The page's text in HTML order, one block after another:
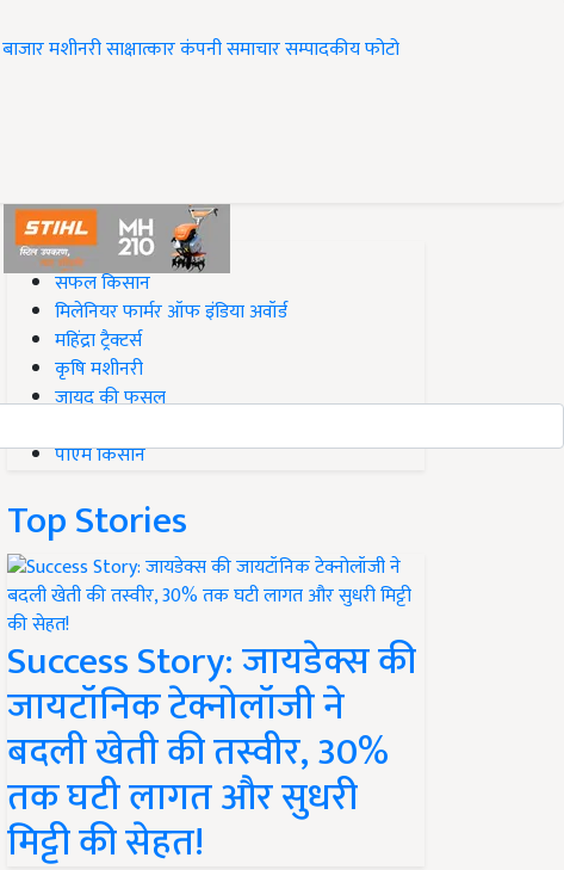
बाजारमशीनरीसाक्षात्कारकंपनी समाचारसम्पादकीयफोटो
#Top on Krishi Jagran
सफल किसान
मिलेनियर फार्मर ऑफ इंडिया अवॉर्ड
महिंद्रा ट्रैक्टर्स
कृषि मशीनरी
जायद की फसल
पीएम किसान
Top Stories
Success Story: जायडेक्स की
जायटॉनिक टेक्नोलॉजी ने
बदली खेती की तस्वीर, 30%
तक घटी लागत और सुधरी
मिट्टी की सेहत!